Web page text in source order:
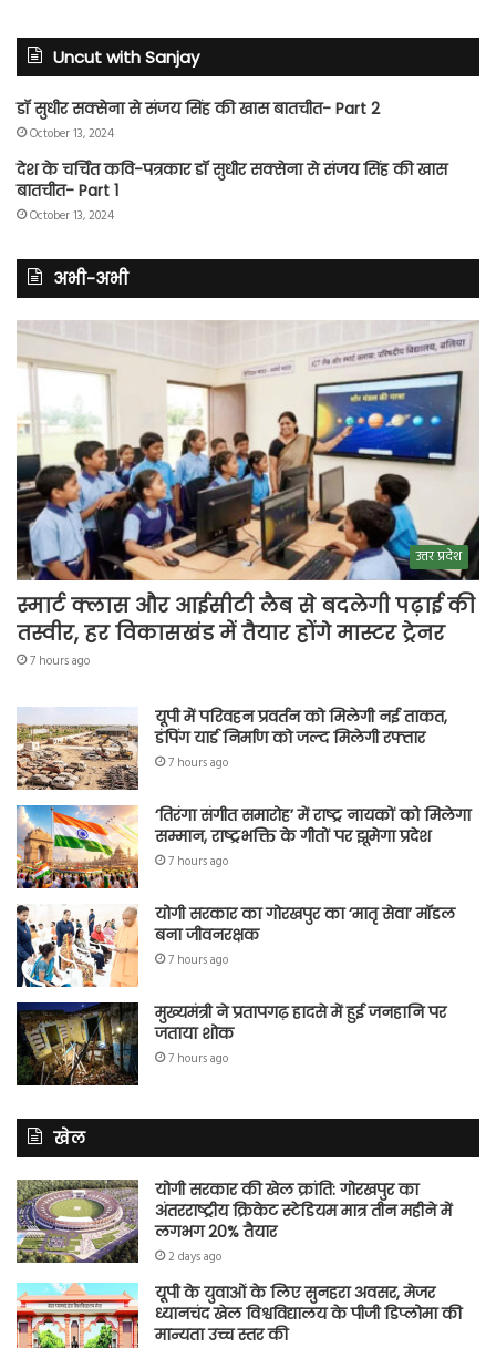
Uncut with Sanjay
डॉ सुधीर सक्सेना से संजय सिंह की खास बातचीत- Part 2
October 13, 2024
देश के चर्चित कवि-पत्रकार डॉ सुधीर सक्सेना से संजय सिंह की खास
बातचीत- Part 1
October 13, 2024
अभी-अभी
उत्तर प्रदेश
स्मार्ट क्लास और आईसीटी लैब से बदलेगी पढ़ाई की
तस्वीर, हर विकासखंड में तैयार होंगे मास्टर ट्रेनर
7 hours ago
यूपी में परिवहन प्रवर्तन को मिलेगी नई ताकत,
डंपिंग यार्ड निर्माण को जल्द मिलेगी रफ्तार
7 hours ago
‘तिरंगा संगीत समारोह’ में राष्ट्र नायकों को मिलेगा
सम्मान, राष्ट्रभक्ति के गीतों पर झूमेगा प्रदेश
7 hours ago
योगी सरकार का गोरखपुर का ‘मातृ सेवा’ मॉडल
बना जीवनरक्षक
7 hours ago
मुख्यमंत्री ने प्रतापगढ़ हादसे में हुई जनहानि पर
जताया शोक
7 hours ago
खेल
योगी सरकार की खेल क्रांति: गोरखपुर का
अंतरराष्ट्रीय क्रिकेट स्टेडियम मात्र तीन महीने में
लगभग 20% तैयार
2 days ago
यूपी के युवाओं के लिए सुनहरा अवसर, मेजर
ध्यानचंद खेल विश्वविद्यालय के पीजी डिप्लोमा की
मान्यता उच्च स्तर की